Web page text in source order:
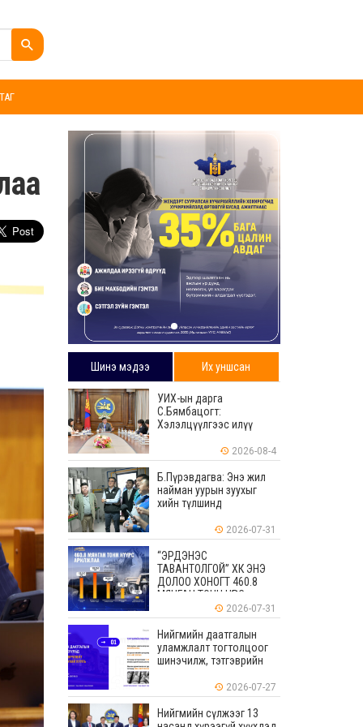
Шинэ мэдээ Их уншсан
УИХ-ын дарга
С.Бямбацогт:
Хэлэлцүүлгээс илүү
илүү бодит үр дүн чухал
2026-08-4
Б.Пүрэвдагва: Энэ жил
найман уурын зуухыг
хийн түлшинд
2026-07-31
“ЭРДЭНЭС
ТАВАНТОЛГОЙ” ХК ЭНЭ
ДОЛОО ХОНОГТ 460.8
МЯНГАН ТОНН НҮҮРС
2026-07-31
Нийгмийн даатгалын
уламжлалт тогтолцоог
шинэчилж, тэтгэврийн
ашиглагдаагүй
үлдэгдлийг өвлүүлэх
боломжтой боллоо
2026-07-27
Нийгмийн сүлжээг 13